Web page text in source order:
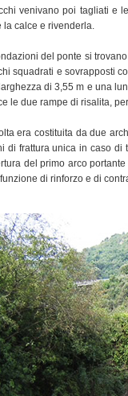
venivano poi tagliati e
la calce e rivenderla.
del ponte si
squadrati e sovrapposti
di 3,55 m e una
le due rampe di risalita,
era costituita da due
di frattura unica in caso di
del primo arco
di rinforzo e di